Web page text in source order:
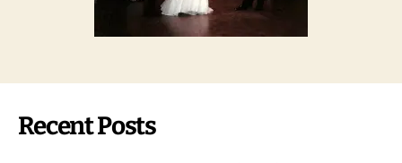
Recent Posts